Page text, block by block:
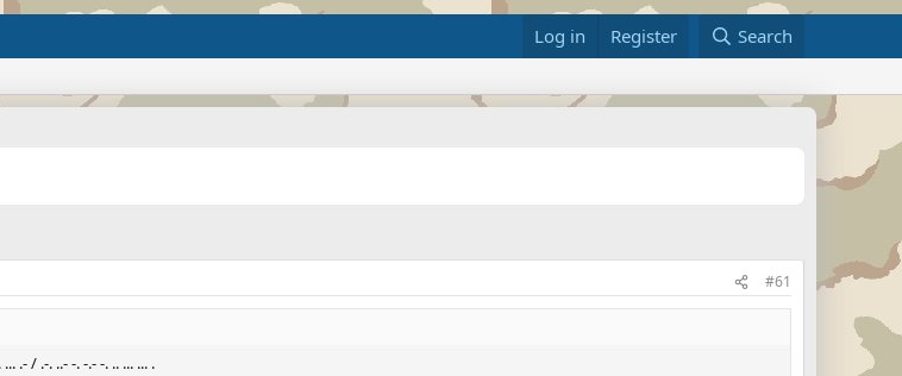
Log in Register Search
#61
.- / .-. ..- -. -.- -. .. ... ... .